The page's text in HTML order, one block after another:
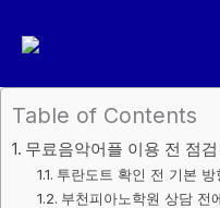
너
Table of Contents
무료음악어플 이용 전 점
투란도트 확인 전 기본
부천피아노학원 상담 전